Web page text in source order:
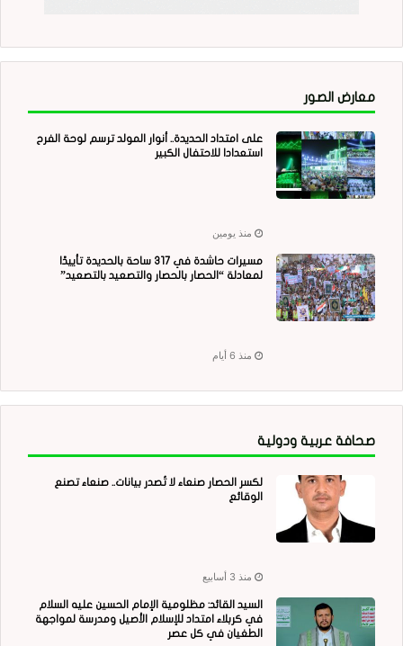
معارض الصور
على امتداد الحديدة.. أنوار المولد ترسم لوحة الفرح
استعدادا للاحتفال الكبير
منذ يومين
مسيرات حاشدة في 317 ساحة بالحديدة تأييدًا
لمعادلة “الحصار بالحصار والتصعيد بالتصعيد”
منذ 6 أيام
صحافة عربية ودولية
لكسر الحصار صنعاء لا تُصدر بيانات.. صنعاء تصنع
الوقائع
منذ 3 أسابيع
السيد القائد: مظلومية الإمام الحسين عليه السلام
في كربلاء امتداد للإسلام الأصيل ومدرسة لمواجهة
الطغيان في كل عصر